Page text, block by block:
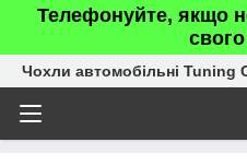
Телефонуйте, якщо
Чохли автомобільні Tuning